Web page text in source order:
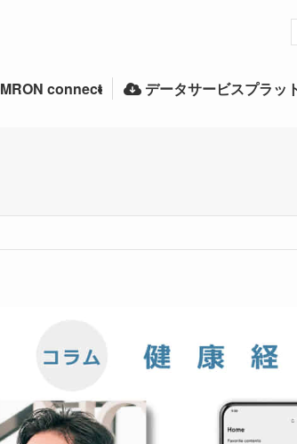
connect データサービスプラッ